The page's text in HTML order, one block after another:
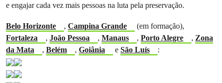
e engajar cada vez mais pessoas na luta pela preservação.
Belo Horizonte , Campina Grande
(em formação),
Fortaleza
, João Pessoa , Manaus , Porto Alegre , Zona
da Mata
, Belém , Goiânia e São Luís :